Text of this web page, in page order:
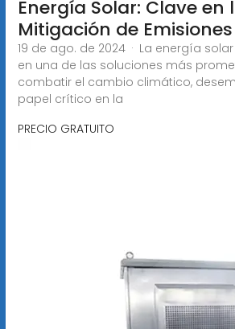
Energía Solar: Clave en
Mitigación de Emisiones
19 de ago. de 2024 · La energía
en una de las soluciones más
combatir el cambio climático,
papel crítico en la
PRECIO GRATUITO